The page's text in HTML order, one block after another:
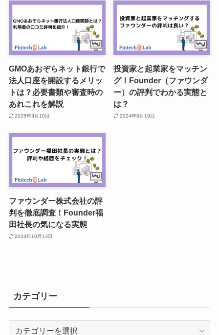
GMOあおぞらネット銀行で
法人口座を開設するメリッ
トは？必要書類や審査時の
あれこれを解説
2025年3月10日
投資家と起業家をマッチン
グ！Founder（ファウンダ
ー）の評判でわかる実態と
は？
2024年8月19日
ファウンダー株式会社の評
判を徹底調査！Founder福
田社長の気になる実態
2023年10月13日
カテゴリー